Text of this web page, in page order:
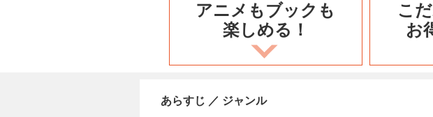
アニメもブックも
楽しめる！
こ
お
あらすじ ／ ジャンル